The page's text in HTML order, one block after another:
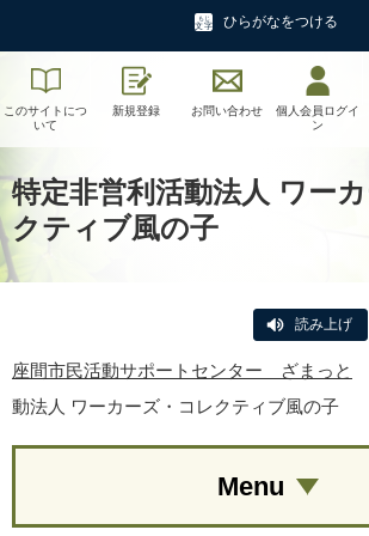
ひらがなをつける
このサイトにつ
いて
新規登録 お問い合わせ
個人会員ログイ
ン
特定非営利活動法人 ワー
クティブ風の子
読み上げ
座間市民活動サポートセンター ざまっと
動法人 ワーカーズ・コレクティブ風の子
Menu